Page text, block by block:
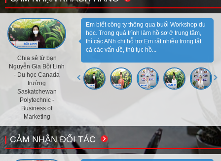
Chia sẻ từ bạn
Nguyễn Gia Bội Linh
- Du học Canada
trường
Saskatchewan
Polytechnic -
Business of
Marketing
Em biết công ty thông qua buổi Workshop du
học. Trong quá trình làm hồ sơ ở trung tâm,
thì các ANh chị hỗ trợ Em rất nhiều trong tất
cả các vấn đề, thủ tục hồ...
CẢM NHẬN ĐỐI TÁC